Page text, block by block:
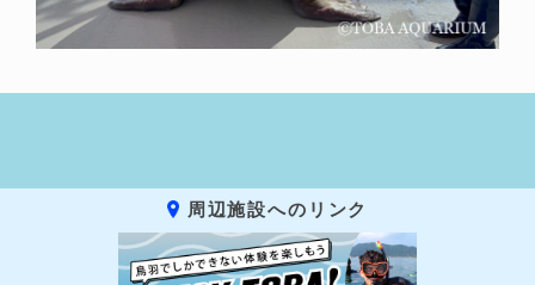
周辺施設へのリンク